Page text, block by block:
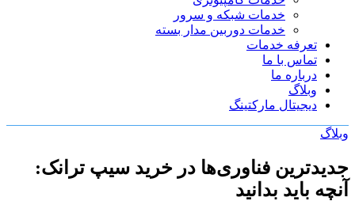
خدمات شبکه و سرور
خدمات دوربین مدار بسته
تعرفه خدمات
تماس با ما
درباره ما
وبلاگ
دیجیتال مارکتینگ
وبلاگ
جدیدترین فناوری‌ها در خرید سیپ ترانک:
آنچه باید بدانید